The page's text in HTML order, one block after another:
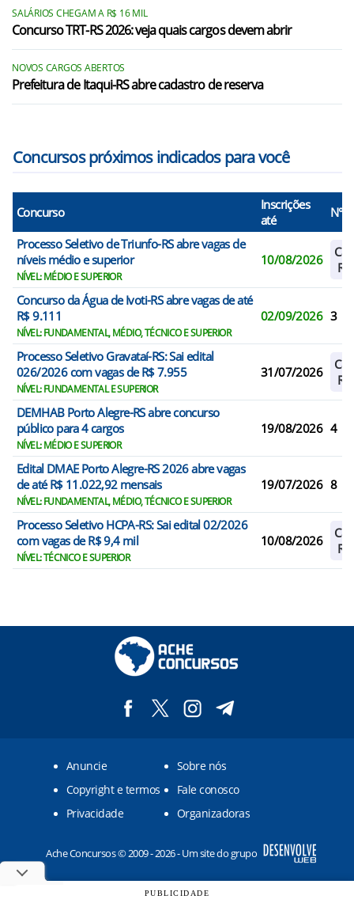
Gravataí/RS
Guaíba/RS
Harmonia/RS
SALÁRIOS CHEGAM A R$ 16 MIL
Concurso TRT-RS 2026: veja quais cargos devem abrir
NOVOS CARGOS ABERTOS
Prefeitura de Itaqui-RS abre cadastro de reserva
Concursos próximos indicados para você
Concurso
Inscrições
até
N°
Processo Seletivo de Triunfo-RS abre vagas de
níveis médio e superior
NÍVEL: MÉDIO E SUPERIOR
10/08/2026
Concurso da Água de Ivoti-RS abre vagas de até
R$ 9.111
NÍVEL: FUNDAMENTAL, MÉDIO, TÉCNICO E SUPERIOR
02/09/2026 3
Processo Seletivo Gravataí-RS: Sai edital
026/2026 com vagas de R$ 7.955
NÍVEL: FUNDAMENTAL E SUPERIOR
31/07/2026
DEMHAB Porto Alegre-RS abre concurso
público para 4 cargos
NÍVEL: MÉDIO E SUPERIOR
19/08/2026 4
Edital DMAE Porto Alegre-RS 2026 abre vagas
de até R$ 11.022,92 mensais
NÍVEL: FUNDAMENTAL, MÉDIO, TÉCNICO E SUPERIOR
19/07/2026 8
Processo Seletivo HCPA-RS: Sai edital 02/2026
com vagas de R$ 9,4 mil
NÍVEL: TÉCNICO E SUPERIOR
10/08/2026
Anuncie
Sobre nós
Copyright e termos
Fale conosco
Privacidade
Organizadoras
Ache Concursos © 2009 - 2026 - Um site do grupo
PUBLICIDADE